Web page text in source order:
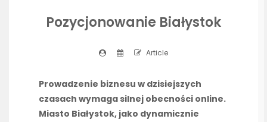
Pozycjonowanie Białystok
Article
Prowadzenie biznesu w dzisiejszych
czasach wymaga silnej obecności online.
Miasto Białystok, jako dynamicznie